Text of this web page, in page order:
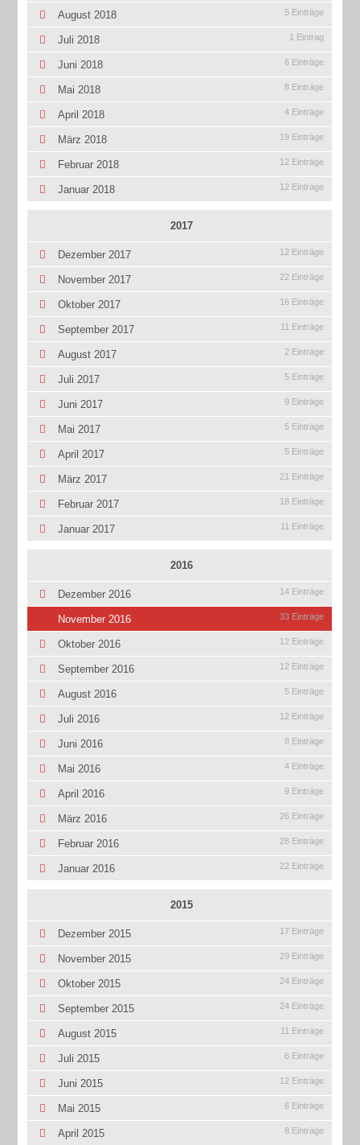
August 2018 5 Einträge
Juli 2018 1 Eintrag
Juni 2018 6 Einträge
Mai 2018 8 Einträge
April 2018 4 Einträge
März 2018 19 Einträge
Februar 2018 12 Einträge
Januar 2018 12 Einträge
2017
Dezember 2017 12 Einträge
November 2017 22 Einträge
Oktober 2017 16 Einträge
September 2017 11 Einträge
August 2017 2 Einträge
Juli 2017 5 Einträge
Juni 2017 9 Einträge
Mai 2017 5 Einträge
April 2017 5 Einträge
März 2017 21 Einträge
Februar 2017 18 Einträge
Januar 2017 11 Einträge
2016
Dezember 2016 14 Einträge
November 2016 33 Einträge
Oktober 2016 12 Einträge
September 2016 12 Einträge
August 2016 5 Einträge
Juli 2016 12 Einträge
Juni 2016 8 Einträge
Mai 2016 4 Einträge
April 2016 9 Einträge
März 2016 26 Einträge
Februar 2016 28 Einträge
Januar 2016 22 Einträge
2015
Dezember 2015 17 Einträge
November 2015 29 Einträge
Oktober 2015 24 Einträge
September 2015 24 Einträge
August 2015 11 Einträge
Juli 2015 6 Einträge
Juni 2015 12 Einträge
Mai 2015 6 Einträge
April 2015 8 Einträge